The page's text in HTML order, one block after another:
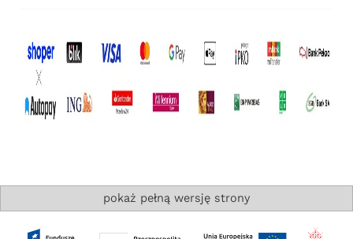
pokaż pełną wersję strony